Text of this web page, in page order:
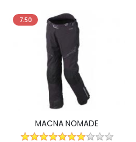
7.50
MACNA NOMADE